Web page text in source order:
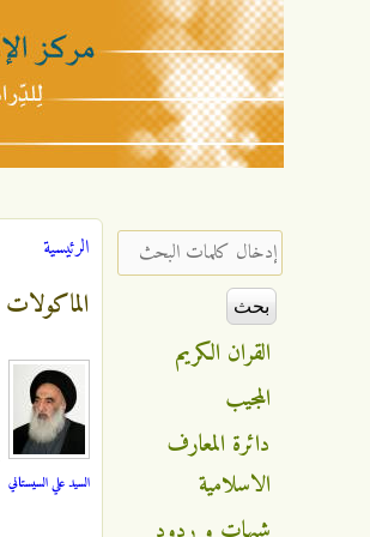
الإشعاع
الإسلامي أنت هنا
الرئيسية
الماكولات
السيد علي السيستاني
‏إدخال كلمات البحث ‏
القران الكريم
المجيب
دائرة المعارف
الاسلامية